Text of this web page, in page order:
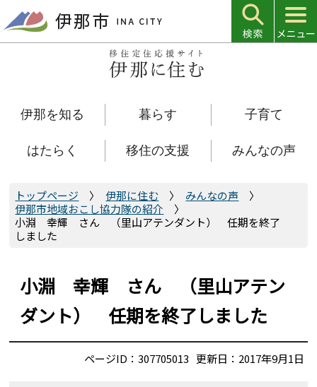
の
ペ
伊那を知る 暮らす 子育て
はたらく 移住の支援 みんなの声
トップページ 伊那に住む
みんなの声
伊那市地域おこし協力隊の紹介
小淵 幸輝 さん （里山アテンダント） 任期を終了
しました
小淵 幸輝 さん （里山アテン
ダント） 任期を終了しました
ページID：307705013 更新日：2017年9月1日